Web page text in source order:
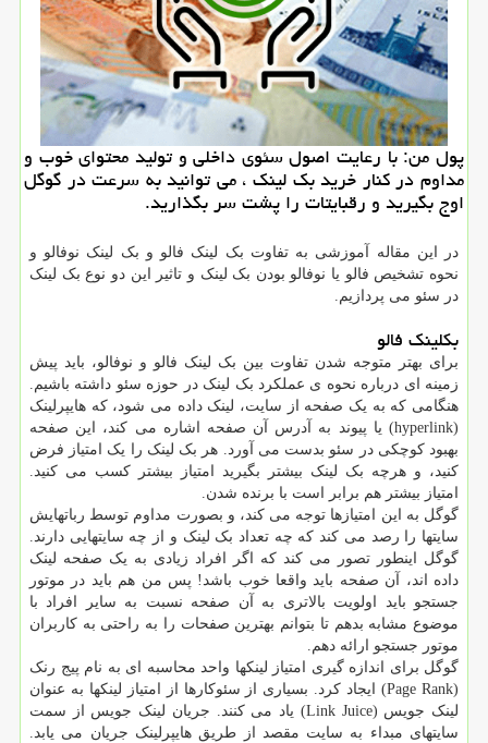
پول من: با رعایت اصول سئوی داخلی و تولید محتوای خوب و
مداوم در كنار خرید بك لینك ، می توانید به سرعت در گوگل
اوج بگیرید و رقبایتات را پشت سر بگذارید.
در این مقاله آموزشی به تفاوت بک لینک فالو و بک لینک نوفالو و
نحوه تشخیص فالو یا نوفالو بودن بک لینک و تاثیر این دو نوع بک لینک
در سئو می پردازیم.
بکلینک فالو
برای بهتر متوجه شدن تفاوت بین بک لینک فالو و نوفالو، باید پیش
زمینه ای درباره نحوه ی عملکرد بک لینک در حوزه سئو داشته باشیم.
هنگامی که به یک صفحه از سایت، لینک داده می شود، که هایپرلینک
(hyperlink) یا پیوند به آدرس آن صفحه اشاره می کند، این صفحه
بهبود کوچکی در سئو بدست می آورد. هر بک لینک را یک امتیاز فرض
کنید، و هرچه بک لینک بیشتر بگیرید امتیاز بیشتر کسب می کنید.
امتیاز بیشتر هم برابر است با برنده شدن.
گوگل به این امتیازها توجه می کند، و بصورت مداوم توسط رباتهایش
سایتها را رصد می کند که چه تعداد بک لینک و از چه سایتهایی دارند.
گوگل اینطور تصور می کند که اگر افراد زیادی به یک صفحه لینک
داده اند، آن صفحه باید واقعا خوب باشد! پس من هم باید در موتور
جستجو باید اولویت بالاتری به آن صفحه نسبت به سایر افراد با
موضوع مشابه بدهم تا بتوانم بهترین صفحات را به راحتی به کاربران
موتور جستجو ارائه دهم.
گوگل برای اندازه گیری امتیاز لینکها واحد محاسبه ای به نام پیج رنک
(Page Rank) ایجاد کرد. بسیاری از سئوکارها از امتیاز لینکها به عنوان
لینک جویس (Link Juice) یاد می کنند. جریان لینک جویس از سمت
سایتهای مبداء به سایت مقصد از طریق هایپرلینک جریان می یابد.